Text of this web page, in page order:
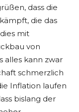
dass die
die das
mit
von
alles kann zwar
schmerzlich
Inflation laufen
bislang der